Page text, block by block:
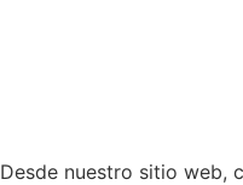
Desde nuestro sitio web,